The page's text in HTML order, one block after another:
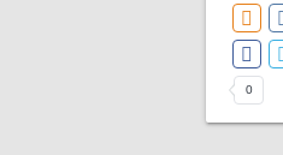
0